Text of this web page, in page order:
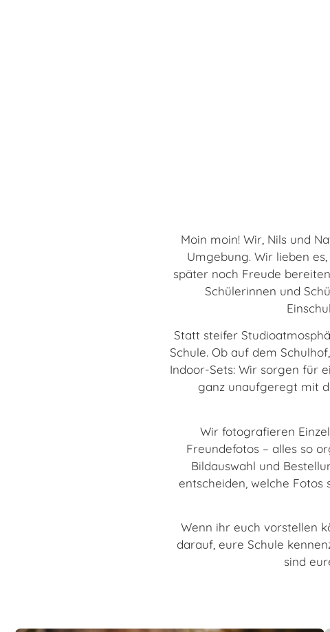
Moin moin! Wir, Nils und
Umgebung. Wir lieben
später noch Freude
Schülerinnen und
Statt steifer
Schule. Ob auf dem
Indoor-Sets: Wir sorgen für
ganz unaufgeregt mit
Wir fotografieren
Freundefotos – alles so
Bildauswahl und
entscheiden, welche
Wenn ihr euch vorstellen
darauf, eure Schule
sind